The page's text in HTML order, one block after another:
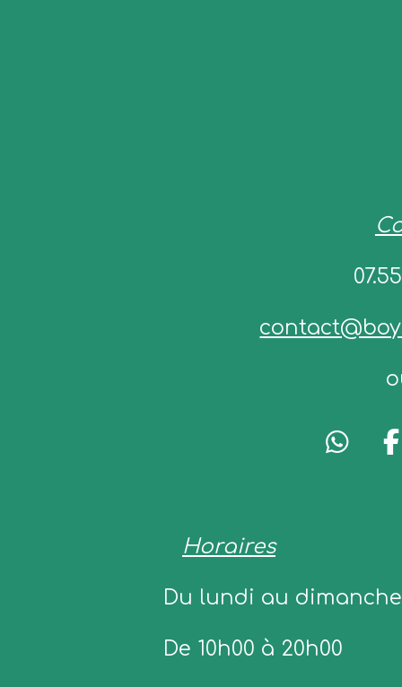
W
p
F
Horaires
Du lundi au dimanche
De 10h00 à 20h00